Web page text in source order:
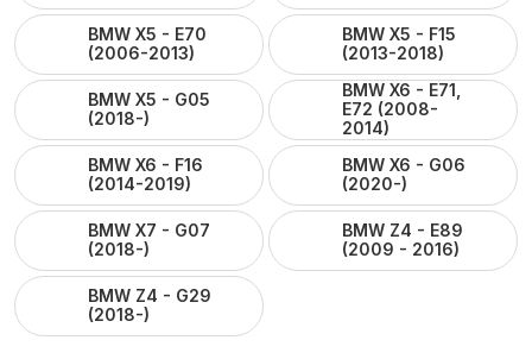
BMW X5 - E70
(2006-2013)
BMW X5 - F15
(2013-2018)
BMW X5 - G05
(2018-)
BMW X6 - E71,
E72 (2008-
2014)
BMW X6 - F16
(2014-2019)
BMW X6 - G06
(2020-)
BMW X7 - G07
(2018-)
BMW Z4 - E89
(2009 - 2016)
BMW Z4 - G29
(2018-)